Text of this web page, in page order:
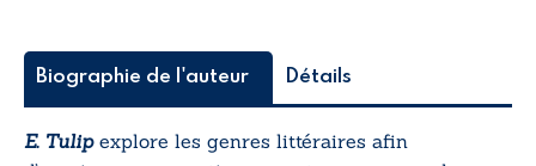
Biographie de l'auteur Détails
E. Tulipexplore les genres littéraires afin